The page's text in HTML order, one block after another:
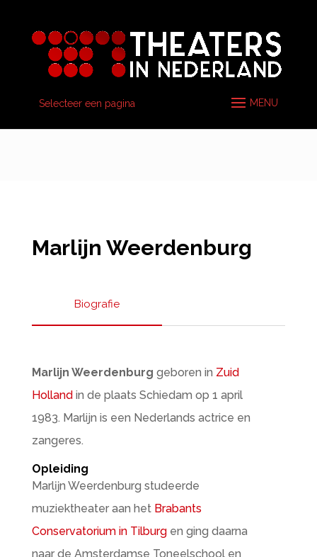
Selecteer een pagina
Marlijn Weerdenburg
Biografie
Marlijn Weerdenburg geboren in Zuid
Hollandin de plaats Schiedam op 1 april
1983. Marlijn is een Nederlands actrice en
zangeres.
Opleiding
Marlĳn Weerdenburg studeerde
muziektheater aan het Brabants
Conservatorium in Tilburgen ging daarna
naar de Amsterdamse Toneelschool en